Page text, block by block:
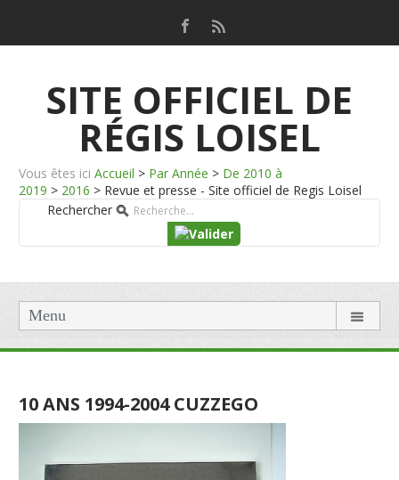
SITE OFFICIEL DE
RÉGIS LOISEL
Vous êtes ici Accueil > Par Année > De 2010 à
2019 > 2016 > Revue et presse - Site officiel de Regis Loisel
Rechercher
Menu
10 ANS 1994-2004 CUZZEGO